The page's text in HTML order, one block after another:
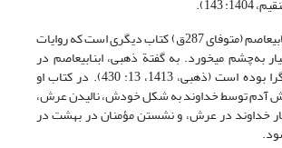
143).
«السنّه»، نوشتة ابن‏ابی‏عاصم (متوفای 287ق) کتاب دیگری است که روایات
به‌چشم می‏خورد. به گفتة ذهبی، ابن‏ابی‏عاصم در
معنا‌شناسی، ظاهرگرا بوده است (ذهبی، 1413، 13: 430). در کتاب او
آدم توسط خداوند به شکل خودش، نالیدن عرش،
پیامبر9 کنار خداوند در عرش، و نشستن مؤمنان در بهشت در